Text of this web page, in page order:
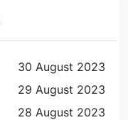
30 August 2023
29 August 2023
28 August 2023